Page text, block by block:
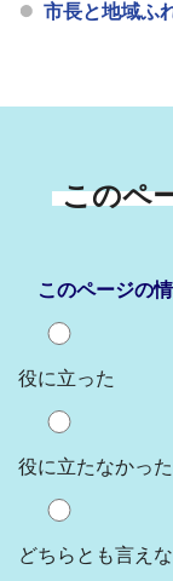
市長と地域ふ
このペ
このページの
役に立った
役に立たなかった
どちらとも言え